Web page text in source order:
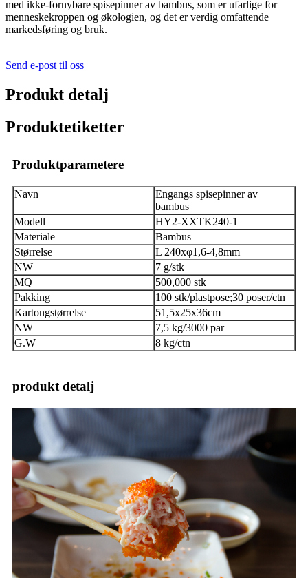
med ikke-fornybare spisepinner av bambus, som er ufarlige for
menneskekroppen og økologien, og det er verdig omfattende
markedsføring og bruk.
Send e-post til oss
Produkt detalj
Produktetiketter
Produktparametere
Navn
Engangs spisepinner av
bambus
Modell
HY2-XXTK240-1
Materiale
Bambus
Størrelse
L 240xφ1,6-4,8mm
NW
7 g/stk
MQ
500,000 stk
Pakking
100 stk/plastpose;30 poser/ctn
Kartongstørrelse
51,5x25x36cm
NW
7,5 kg/3000 par
G.W
8 kg/ctn
produkt detalj